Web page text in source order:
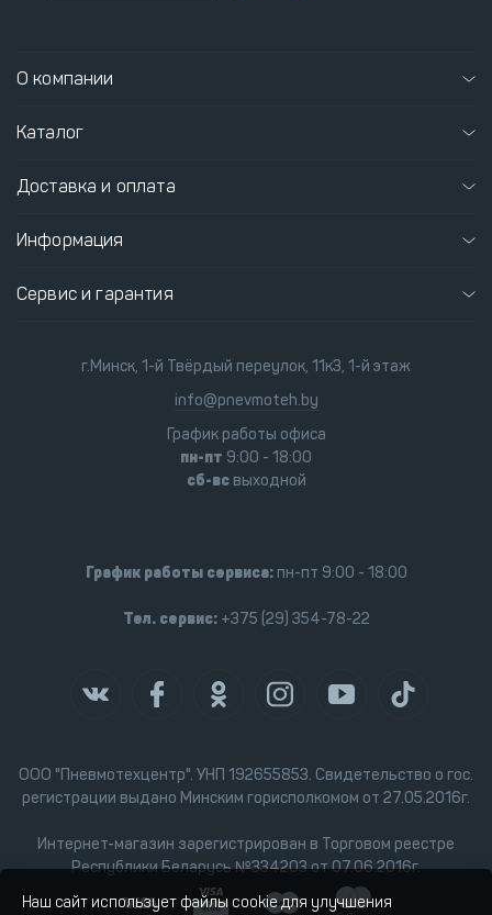
О компании
Каталог
Доставка и оплата
Информация
Сервис и гарантия
ООО "Пневмотехцентр". УНП 192655853. Свидетельство о гос.
регистрации выдано Минским горисполкомом от 27.05.2016г.
Интернет-магазин зарегистрирован в Торговом реестре
Республики Беларусь №334203 от 07.06.2016г.
г.Минск, 1-й Твёрдый переулок, 11к3, 1-й этаж
info@pnevmoteh.by
График работы офиса
пн-пт 9:00 - 18:00
сб-всвыходной
График работы сервиса:пн-пт 9:00 - 18:00
Тел. сервис:+375 (29) 354-78-22
Наш сайт использует файлы cookie для улучшения